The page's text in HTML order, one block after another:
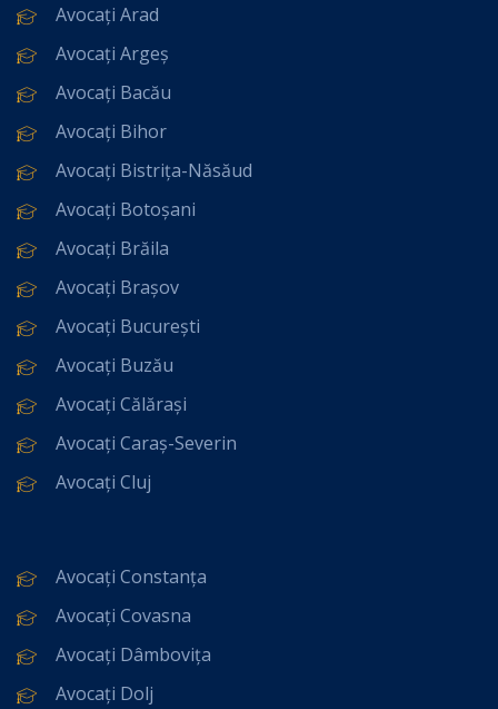
Avocați Arad
Avocați Argeș
Avocați Bacău
Avocați Bihor
Avocați Bistrița-Năsăud
Avocați Botoșani
Avocați Brăila
Avocați Brașov
Avocați București
Avocați Buzău
Avocați Călărași
Avocați Caraș-Severin
Avocați Cluj
Avocați Constanța
Avocați Covasna
Avocați Dâmbovița
Avocați Dolj